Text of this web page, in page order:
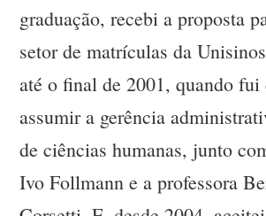
graduação, recebi a proposta
setor de matrículas da
até o final de 2001, quando fui
assumir a gerência
de ciências humanas, junto
Ivo Follmann e a professora